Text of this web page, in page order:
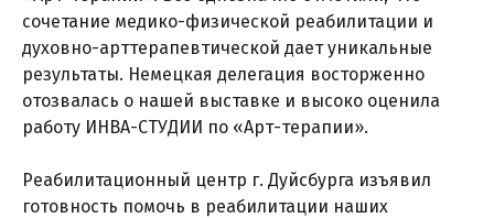
сочетание медико-физической реабилитации и
духовно-арттерапевтической дает уникальные
результаты. Немецкая делегация восторженно
отозвалась о нашей выставке и высоко оценила
работу ИНВА-СТУДИИ по «Арт-терапии».
Реабилитационный центр г. Дуйсбурга изъявил
готовность помочь в реабилитации наших